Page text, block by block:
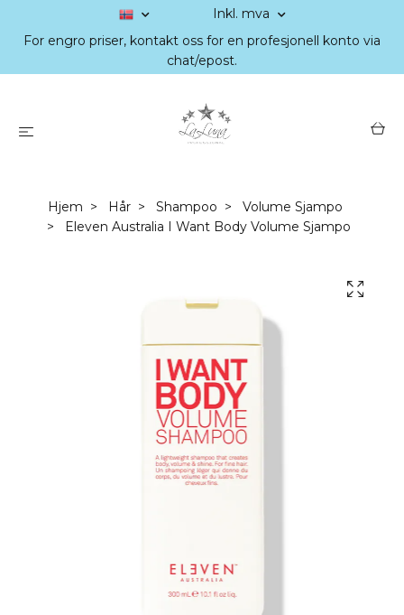
Inkl. mva
For engro priser, kontakt oss for en profesjonell konto via
chat/epost.
Hjem Hår Shampoo
Volume Sjampo
Eleven Australia I Want Body Volume Sjampo